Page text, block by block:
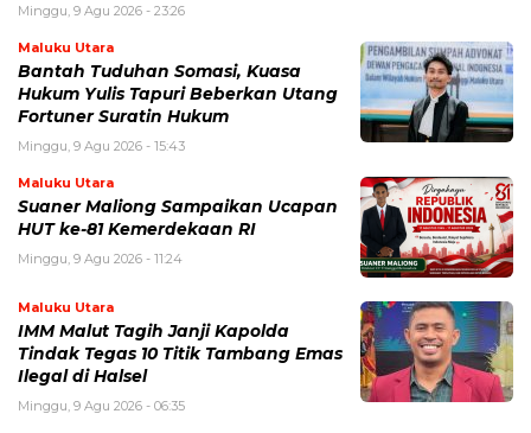
Minggu, 9 Agu 2026 - 23:26
Maluku Utara
Bantah Tuduhan Somasi, Kuasa
Hukum Yulis Tapuri Beberkan Utang
Fortuner Suratin Hukum
Minggu, 9 Agu 2026 - 15:43
Maluku Utara
Suaner Maliong Sampaikan Ucapan
HUT ke-81 Kemerdekaan RI
Minggu, 9 Agu 2026 - 11:24
Maluku Utara
IMM Malut Tagih Janji Kapolda
Tindak Tegas 10 Titik Tambang Emas
Ilegal di Halsel
Minggu, 9 Agu 2026 - 06:35